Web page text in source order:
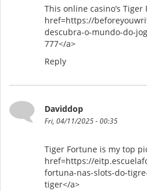
This online casino’s
href=https://
descubra-o-mundo-do-
777</a>
Reply
Daviddop
Fri, 04/11/2025 - 00:35
Tiger Fortune is my top
href=https://
fortuna-nas-slots-do-
tiger</a>